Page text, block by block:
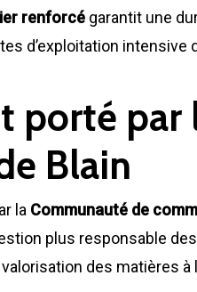
renforcé garantit une
d’exploitation intensive
porté par
Blain
la Communauté de
plus responsable
des matières à